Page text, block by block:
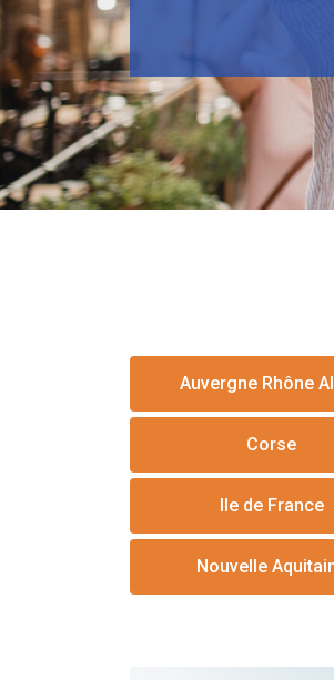
Auvergne Rhône
Corse
Ile de France
Nouvelle